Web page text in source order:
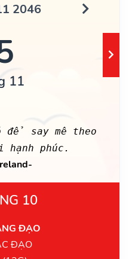
2046
11
để say mê theo
phúc.
10
ĐẠO
ĐẠO